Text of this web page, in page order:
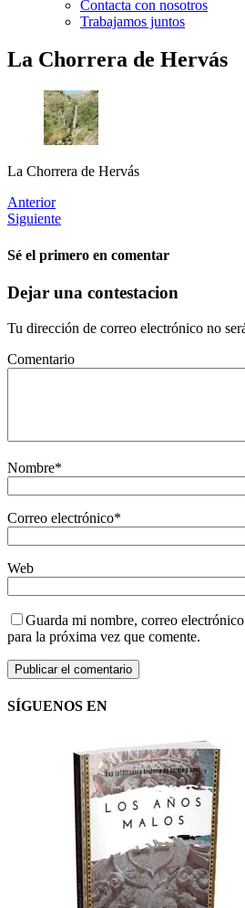
Contacta con nosotros
Trabajamos juntos
La Chorrera de Hervás
La Chorrera de Hervás
Anterior
Siguiente
Sé el primero en comentar
Dejar una contestacion
Tu dirección de correo electrónico no
Comentario
Nombre*
Correo electrónico*
Web
Guarda mi nombre, correo
para la próxima vez que comente.
SÍGUENOS EN